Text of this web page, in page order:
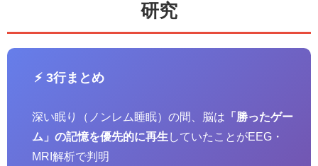
研究
⚡ 3行まとめ
深い眠り（ノンレム睡眠）の間、脳は 「勝ったゲー
ム」の記憶を優先的に再生 していたことがEEG・
MRI解析で判明